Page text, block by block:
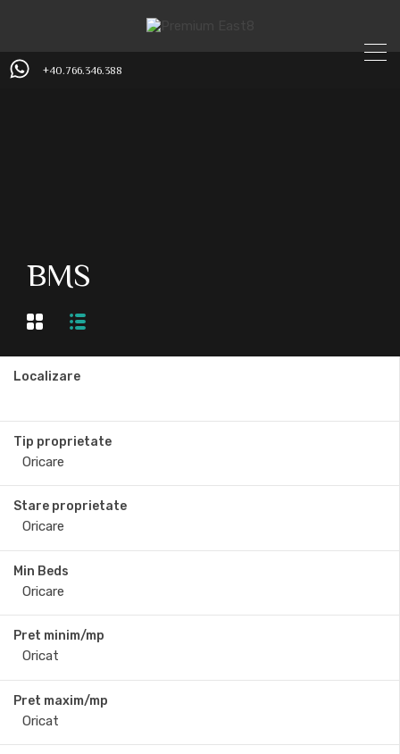
+40.766.346.388
BMS
Localizare
Tip proprietate
Stare proprietate
Min Beds
Pret minim/mp
Pret maxim/mp